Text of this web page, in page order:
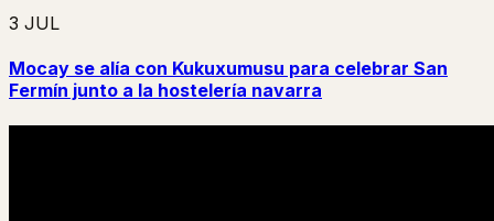
3 JUL
Mocay se alía con Kukuxumusu para celebrar San
Fermín junto a la hostelería navarra